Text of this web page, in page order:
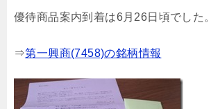
優待商品案内到着は6月26日頃でした。
⇒第一興商(7458)の銘柄情報